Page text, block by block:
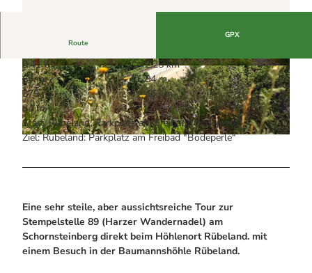
Wanderführer Jörg Kühnhold
Einkaufen
© © Mandy Leonhardt, Tourismusbetrieb der Stadt Oberharz am Brocken
© Mandy Leonhardt, Tourismusbetrieb der Sta
dt Oberharz am Brocken
© © Mandy Leonhardt, Tourismusbetrieb der St
adt Oberharz am Brocken
Route
GPX
0:41 h
2,25 km
84 m
84 m
379 m
463 m
84 m
Start: Rübeland: Parkplatz am Freibad "Bodeperle"
Ziel: Rübeland: Parkplatz am Freibad "Bodeperle"
Eine sehr steile, aber aussichtsreiche Tour zur
Stempelstelle 89 (Harzer Wandernadel) am
Schornsteinberg direkt beim Höhlenort Rübeland. mit
einem Besuch in der Baumannshöhle Rübeland.